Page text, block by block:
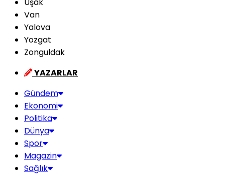
Van
Yalova
Yozgat
Zonguldak
YAZARLAR
Gündem
Ekonomi
Politika
Dünya
Spor
Magazin
Sağlık